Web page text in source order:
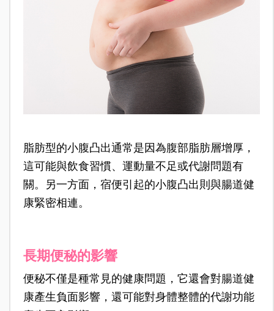
脂肪型的小腹凸出通常是因為腹部脂肪層增厚，
這可能與飲食習慣、運動量不足或代謝問題有
關。另一方面，宿便引起的小腹凸出則與腸道健
康緊密相連。
長期便秘的影響
便秘不僅是種常見的健康問題，它還會對腸道健
康產生負面影響，還可能對身體整體的代謝功能